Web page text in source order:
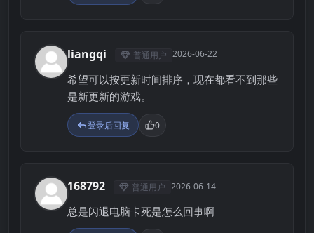
L liangqi 普通用户 2026-06-22
希望可以按更新时间排序，现在都看不到那些
是新更新的游戏。
登录后回复 0
1 168792 普通用户 2026-06-14
总是闪退电脑卡死是怎么回事啊